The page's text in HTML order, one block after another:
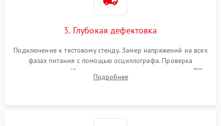
3. Глубокая дефектовка
Подключение к тестовому стенду. Замер напряжений на всех
фазах питания с помощью осциллографа. Проверка
инициализации. Использование специализированного ПО
MATS
Подробнее